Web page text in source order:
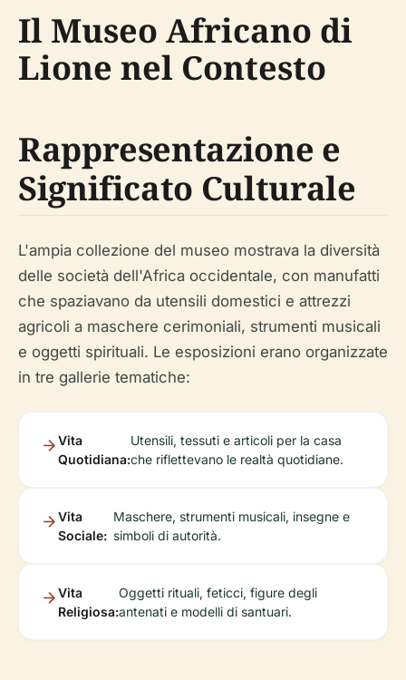
Il Museo Africano di
Lione nel Contesto
Rappresentazione e
Significato Culturale
L'ampia collezione del museo mostrava la diversità
delle società dell'Africa occidentale, con manufatti
che spaziavano da utensili domestici e attrezzi
agricoli a maschere cerimoniali, strumenti musicali
e oggetti spirituali. Le esposizioni erano organizzate
in tre gallerie tematiche:
Vita
Quotidiana:
Utensili, tessuti e articoli per la casa
che riflettevano le realtà quotidiane.
Vita
Sociale:
Maschere, strumenti musicali, insegne e
simboli di autorità.
Vita
Religiosa:
Oggetti rituali, feticci, figure degli
antenati e modelli di santuari.